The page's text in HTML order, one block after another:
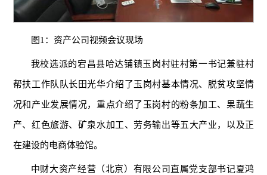
图1：资产公司视频会议现场
我校选派的宕昌县哈达铺镇玉岗村驻村第一书记兼驻村
帮扶工作队队长田光华介绍了玉岗村基本情况、脱贫攻坚情
况和产业发展情况，重点介绍了玉岗村的粉条加工、果蔬生
产、红色旅游、矿泉水加工、劳务输出等五大产业，以及正
在建设的电商体验馆。
中财大资产经营（北京）有限公司直属党支部书记夏鸿